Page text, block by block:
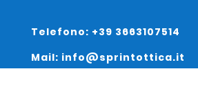
Telefono: +39 3663107514
Mail: info@sprintottica.it